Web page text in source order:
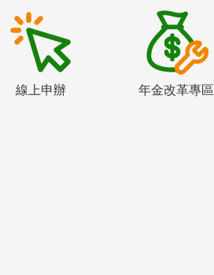
線上申辦 年金改革專區